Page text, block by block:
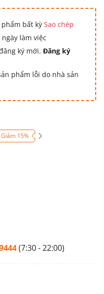
bất kỳ Sao chép
làm việc
ký mới. Đăng ký
phẩm lỗi do nhà sản
Giảm 15%
(7:30 - 22:00)